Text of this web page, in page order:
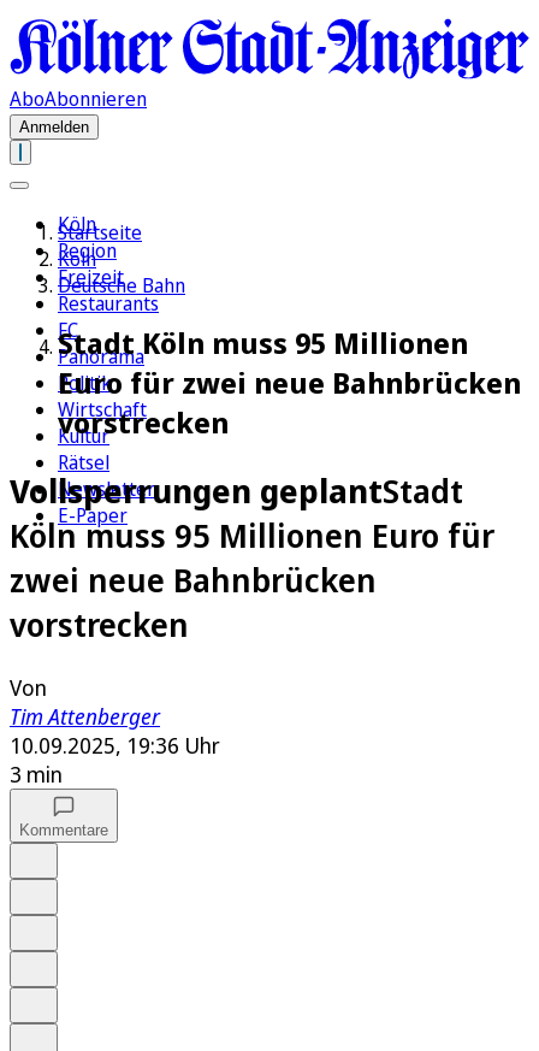
AboAbonnieren
Anmelden
Köln
Region
Freizeit
Restaurants
FC
Panorama
Politik
Wirtschaft
Kultur
Rätsel
Newsletter
E-Paper
Startseite
Köln
Deutsche Bahn
Stadt Köln muss 95 Millionen
Euro für zwei neue Bahnbrücken
vorstrecken
Vollsperrungen geplantStadt
Köln muss 95 Millionen Euro für
zwei neue Bahnbrücken
vorstrecken
Von
Tim Attenberger
10.09.2025, 19:36 Uhr
3 min
Kommentare